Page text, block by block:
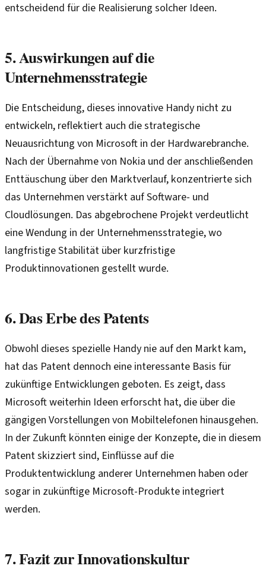
entscheidend für die Realisierung solcher Ideen.
5. Auswirkungen auf die
Unternehmensstrategie
Die Entscheidung, dieses innovative Handy nicht zu
entwickeln, reflektiert auch die strategische
Neuausrichtung von Microsoft in der Hardwarebranche.
Nach der Übernahme von Nokia und der anschließenden
Enttäuschung über den Marktverlauf, konzentrierte sich
das Unternehmen verstärkt auf Software- und
Cloudlösungen. Das abgebrochene Projekt verdeutlicht
eine Wendung in der Unternehmensstrategie, wo
langfristige Stabilität über kurzfristige
Produktinnovationen gestellt wurde.
6. Das Erbe des Patents
Obwohl dieses spezielle Handy nie auf den Markt kam,
hat das Patent dennoch eine interessante Basis für
zukünftige Entwicklungen geboten. Es zeigt, dass
Microsoft weiterhin Ideen erforscht hat, die über die
gängigen Vorstellungen von Mobiltelefonen hinausgehen.
In der Zukunft könnten einige der Konzepte, die in diesem
Patent skizziert sind, Einflüsse auf die
Produktentwicklung anderer Unternehmen haben oder
sogar in zukünftige Microsoft-Produkte integriert
werden.
7. Fazit zur Innovationskultur